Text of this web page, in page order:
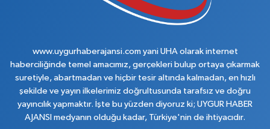
www.uygurhaberajansi.com yani UHA olarak internet
haberciliğinde temel amacımız, gerçekleri bulup ortaya çıkarmak
suretiyle, abartmadan ve hiçbir tesir altında kalmadan, en hızlı
şekilde ve yayın ilkelerimiz doğrultusunda tarafsız ve doğru
yayıncılık yapmaktır. İşte bu yüzden diyoruz ki; UYGUR HABER
AJANSI medyanın olduğu kadar, Türkiye'nin de ihtiyacıdır.